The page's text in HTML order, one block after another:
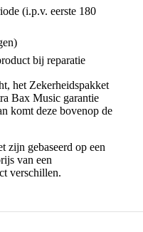
(i.p.v. eerste 180
bij reparatie
het Zekerheidspakket
Bax Music garantie
komt deze bovenop de
zijn gebaseerd op een
van een
verschillen.